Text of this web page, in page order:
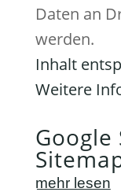
Daten an
werden.
Inhalt
Weitere
Google
mehr lesen